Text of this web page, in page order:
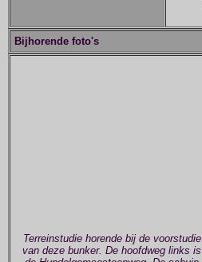
Bijhorende foto's
Terreinstudie horende bij de voorstudie
van deze bunker. De hoofdweg links is